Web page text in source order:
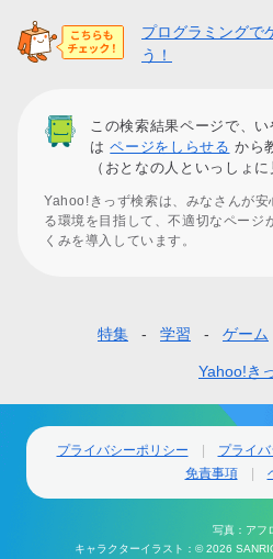
プログラミングで
う！
この検索結果ページで、
はページをしらせる から
（おとなの人といっしょに
Yahoo!きっず検索は、みなさんが安
る環境を目指して、不適切なページ
くみを導入しています。
タ
ー
特集 学習 ゲーム
Yahoo!き
プライバシーポリシー プライ
免責事項
写真：アフ
キャラクターイラスト：© 2026